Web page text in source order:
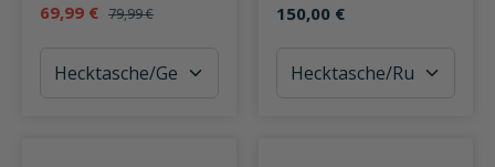
s 50 Liter schwarz
69,99 € 79,99 €
Liter
150,00 €